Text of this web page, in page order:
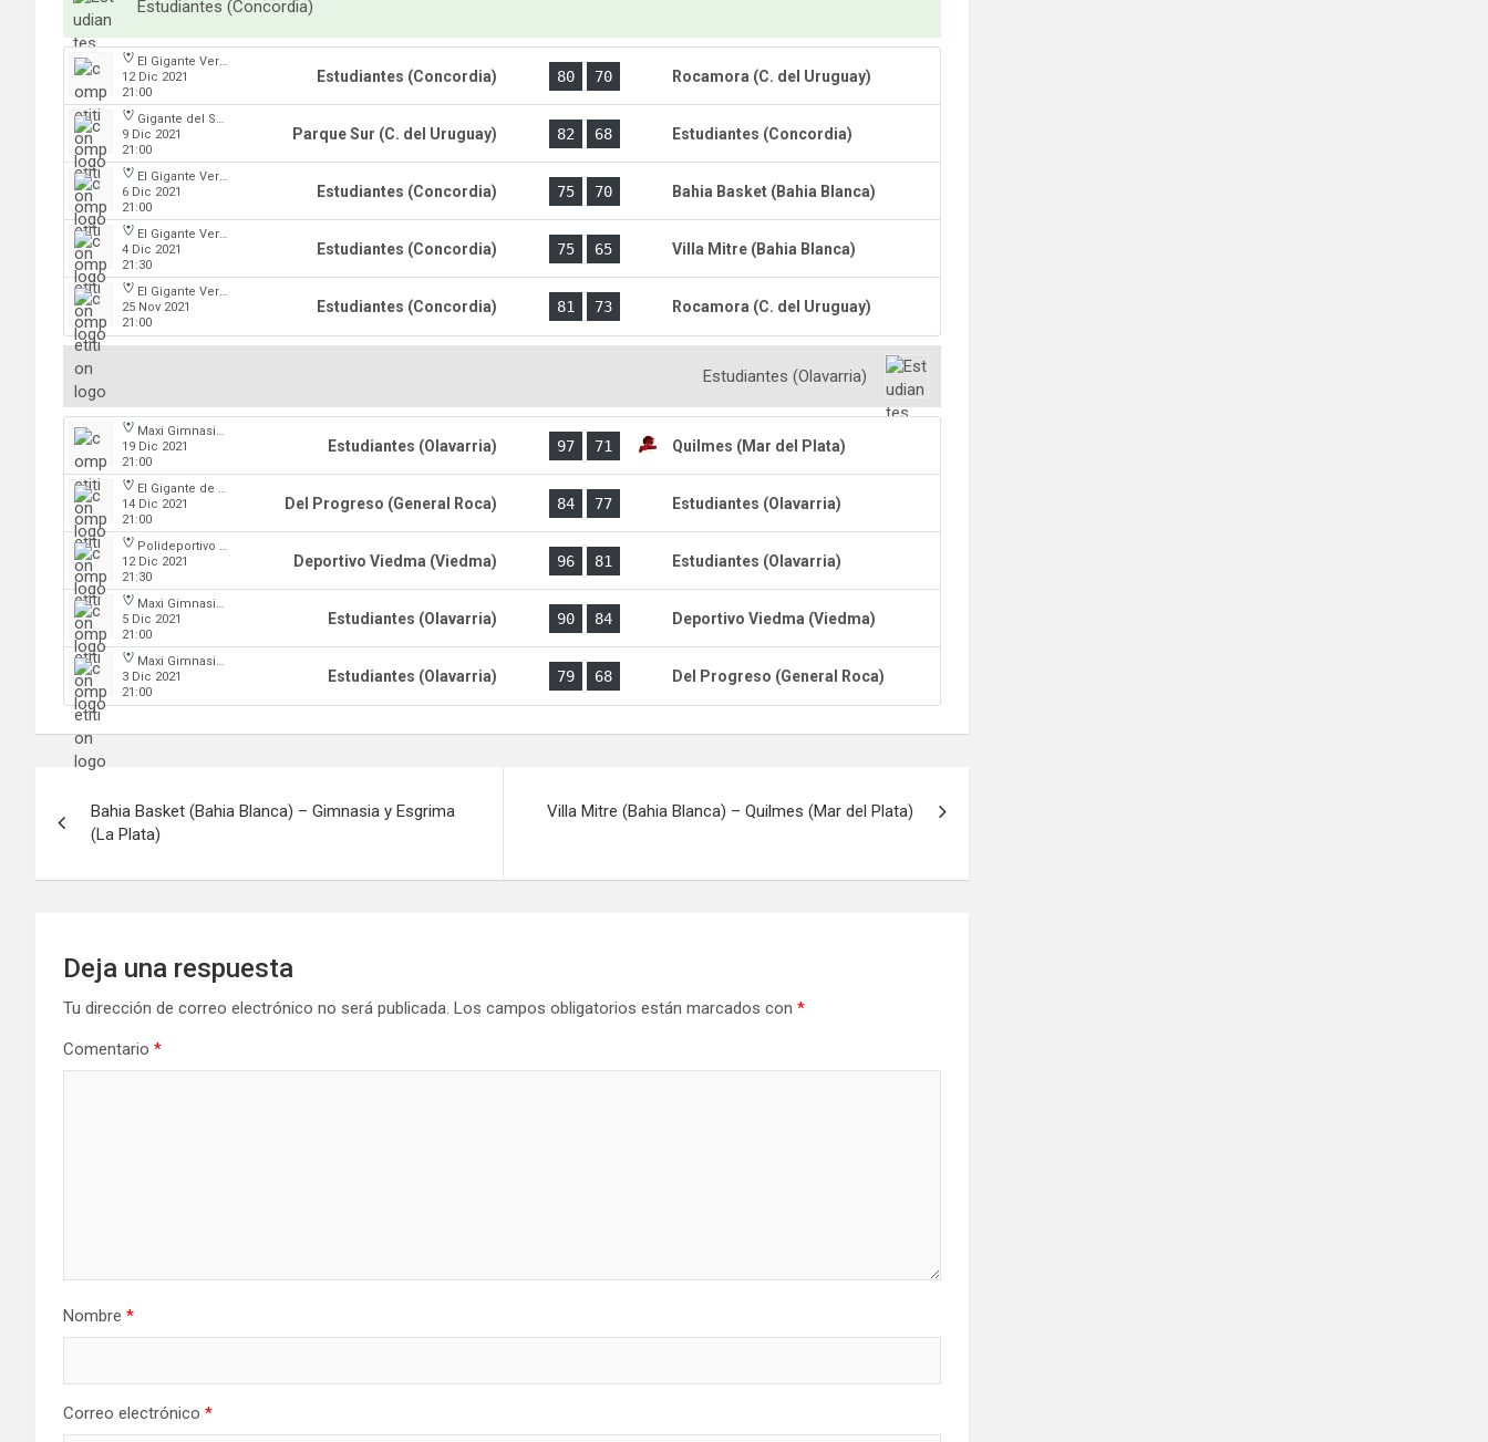
Estudiantes (Concordia)
El Gigante Verde
12 Dic 2021
21:00
Estudiantes (Concordia) 80 70 Rocamora (C. del Uruguay)
Gigante del Sur
9 Dic 2021
21:00
Parque Sur (C. del Uruguay) 82 68 Estudiantes (Concordia)
El Gigante Verde
6 Dic 2021
21:00
Estudiantes (Concordia) 75 70 Bahia Basket (Bahia Blanca)
El Gigante Verde
4 Dic 2021
21:30
Estudiantes (Concordia) 75 65 Villa Mitre (Bahia Blanca)
El Gigante Verde
25 Nov 2021
21:00
Estudiantes (Concordia) 81 73 Rocamora (C. del Uruguay)
Estudiantes (Olavarria)
Maxi Gimnasio Parque Carlos Guerrero
19 Dic 2021
21:00
Estudiantes (Olavarria) 97 71 Quilmes (Mar del Plata)
El Gigante de la calle Maipú
14 Dic 2021
21:00
Del Progreso (General Roca) 84 77 Estudiantes (Olavarria)
Polideportivo Municipal Ángel Cayetano Arias
12 Dic 2021
21:30
Deportivo Viedma (Viedma) 96 81 Estudiantes (Olavarria)
Maxi Gimnasio Parque Carlos Guerrero
5 Dic 2021
21:00
Estudiantes (Olavarria) 90 84 Deportivo Viedma (Viedma)
Maxi Gimnasio Parque Carlos Guerrero
3 Dic 2021
21:00
Estudiantes (Olavarria) 79 68 Del Progreso (General Roca)
de
entradas
Bahia Basket (Bahia Blanca) – Gimnasia y Esgrima
(La Plata)
Villa Mitre (Bahia Blanca) – Quilmes (Mar del Plata)
Deja una respuesta
Tu dirección de correo electrónico no será publicada. Los campos obligatorios están marcados con *
Comentario *
Nombre *
Correo electrónico *